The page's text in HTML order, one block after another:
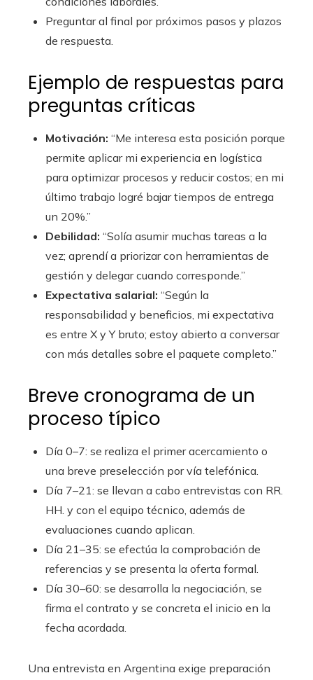
Preguntar al final por próximos pasos y plazos
de respuesta.
Ejemplo de respuestas para
preguntas críticas
Motivación: “Me interesa esta posición porque
permite aplicar mi experiencia en logística
para optimizar procesos y reducir costos; en mi
último trabajo logré bajar tiempos de entrega
un 20%.”
Debilidad: “Solía asumir muchas tareas a la
vez; aprendí a priorizar con herramientas de
gestión y delegar cuando corresponde.”
Expectativa salarial: “Según la
responsabilidad y beneficios, mi expectativa
es entre X y Y bruto; estoy abierto a conversar
con más detalles sobre el paquete completo.”
Breve cronograma de un
proceso típico
Día 0–7: se realiza el primer acercamiento o
una breve preselección por vía telefónica.
Día 7–21: se llevan a cabo entrevistas con RR.
HH. y con el equipo técnico, además de
evaluaciones cuando aplican.
Día 21–35: se efectúa la comprobación de
referencias y se presenta la oferta formal.
Día 30–60: se desarrolla la negociación, se
firma el contrato y se concreta el inicio en la
fecha acordada.
Una entrevista en Argentina exige preparación